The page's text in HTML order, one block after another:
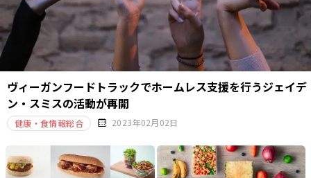
ヴィーガンフードトラックでホームレス支援を行うジェイデ
ン・スミスの活動が再開
健康・食情報総合 2023年02月02日